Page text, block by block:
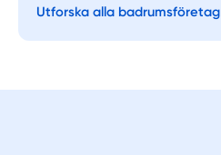
Utforska alla badrumsföretag